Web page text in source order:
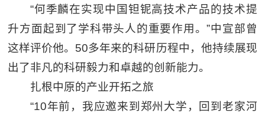
“何季麟在实现中国钽铌高技术产品的技术提
升方面起到了学科带头人的重要作用。”中宣部曾
这样评价他。50多年来的科研历程中，他持续展现
出了非凡的科研毅力和卓越的创新能力。
扎根中原的产业开拓之旅
“10年前，我应邀来到郑州大学，回到老家河